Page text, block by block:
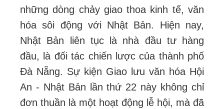
những dòng chảy giao thoa kinh tế, văn
hóa sôi động với Nhật Bản. Hiện nay,
Nhật Bản liên tục là nhà đầu tư hàng
đầu, là đối tác chiến lược của thành phố
Đà Nẵng. Sự kiện Giao lưu văn hóa Hội
An - Nhật Bản lần thứ 22 này không chỉ
đơn thuần là một hoạt động lễ hội, mà đã